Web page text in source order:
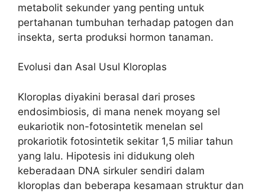
metabolit sekunder yang penting untuk
pertahanan tumbuhan terhadap patogen dan
insekta, serta produksi hormon tanaman.
Evolusi dan Asal Usul Kloroplas
Kloroplas diyakini berasal dari proses
endosimbiosis, di mana nenek moyang sel
eukariotik non-fotosintetik menelan sel
prokariotik fotosintetik sekitar 1,5 miliar tahun
yang lalu. Hipotesis ini didukung oleh
keberadaan DNA sirkuler sendiri dalam
kloroplas dan beberapa kesamaan struktur dan